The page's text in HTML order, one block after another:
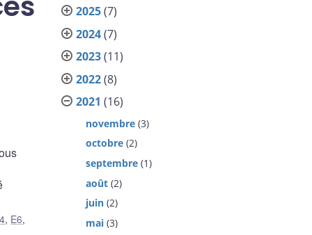
, E6,
2025(7)
2024(7)
2023(11)
2022(8)
2021 (16)
novembre (3)
octobre (2)
septembre (1)
août (2)
juin (2)
mai (3)